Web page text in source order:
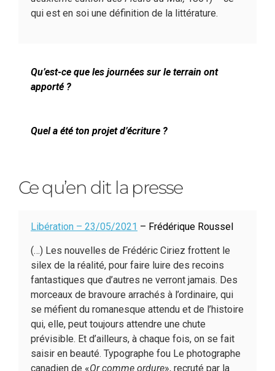
qui est en soi une définition de la littérature.
Qu’est-ce que les journées sur le terrain ont
apporté ?
Quel a été ton projet d’écriture ?
Ce qu’en dit la presse
Libération – 23/05/2021 – Frédérique Roussel
(…) Les nouvelles de Frédéric Ciriez frottent le
silex de la réalité, pour faire luire des recoins
fantastiques que d’autres ne verront jamais. Des
morceaux de bravoure arrachés à l’ordinaire, qui
se méfient du romanesque attendu et de l’histoire
qui, elle, peut toujours attendre une chute
prévisible. Et d’ailleurs, à chaque fois, on se fait
saisir en beauté. Typographe fou Le photographe
canadien de «Or comme ordure», recruté par la